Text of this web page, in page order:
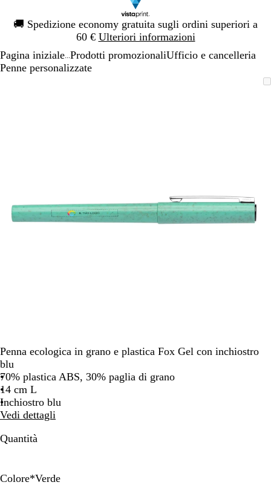
🚚 Spedizione economy gratuita sugli ordini superiori a
60 € Ulteriori informazioni
Diapositiva
1
Pagina iniziale Prodotti promozionaliUfficio e cancelleria
Penne personalizzate
e
le
Penna ecologica in grano e plastica Fox Gel con inchiostro
blu
70% plastica ABS, 30% paglia di grano
14 cm L
Inchiostro blu
Vedi dettagli
Quantità
Colore*Verde